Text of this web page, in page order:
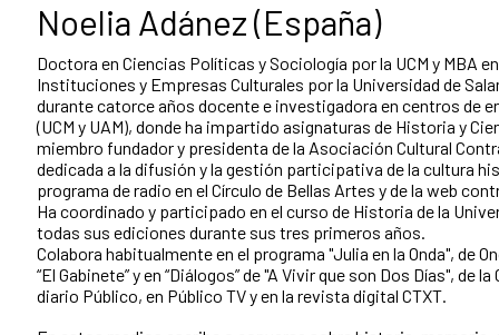
Noelia Adánez (España)
Doctora en Ciencias Políticas y Sociología por la UCM y MBA
Instituciones y Empresas Culturales por la Universidad de
durante catorce años docente e investigadora en centros de
(UCM y UAM), donde ha impartido asignaturas de Historia y
miembro fundador y presidenta de la Asociación Cultural
dedicada a la difusión y la gestión participativa de la cultura
programa de radio en el Círculo de Bellas Artes y de la web
Ha coordinado y participado en el curso de Historia de la
todas sus ediciones durante sus tres primeros años.
Colabora habitualmente en el programa "Julia en la Onda", de
“El Gabinete” y en “Diálogos” de "A Vivir que son Dos Días", de la
diario Público, en Público TV y en la revista digital CTXT.